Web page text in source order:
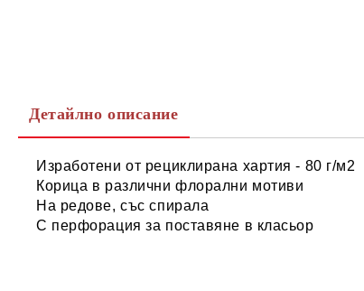
Детайлно описание
Изработени от рециклирана хартия - 80 г/м2
Корица в различни флорални мотиви
На редове, със спирала
С перфорация за поставяне в класьор